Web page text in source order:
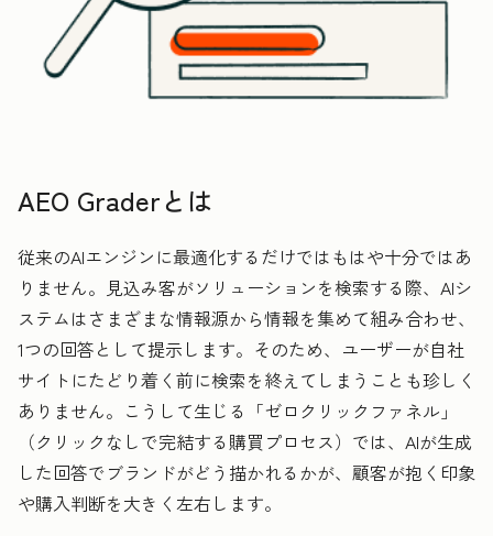
AEO Graderとは
従来のAIエンジンに最適化するだけではもはや十分ではあ
りません。見込み客がソリューションを検索する際、AIシ
ステムはさまざまな情報源から情報を集めて組み合わせ、
1つの回答として提示します。そのため、ユーザーが自社
サイトにたどり着く前に検索を終えてしまうことも珍しく
ありません。こうして生じる「ゼロクリックファネル」
（クリックなしで完結する購買プロセス）では、AIが生成
した回答でブランドがどう描かれるかが、顧客が抱く印象
や購入判断を大きく左右します。